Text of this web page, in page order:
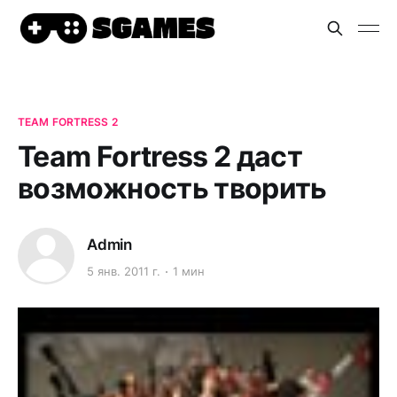
TEAM FORTRESS 2
Team Fortress 2 даст
возможность творить
Admin
5 янв. 2011 г. 1 мин